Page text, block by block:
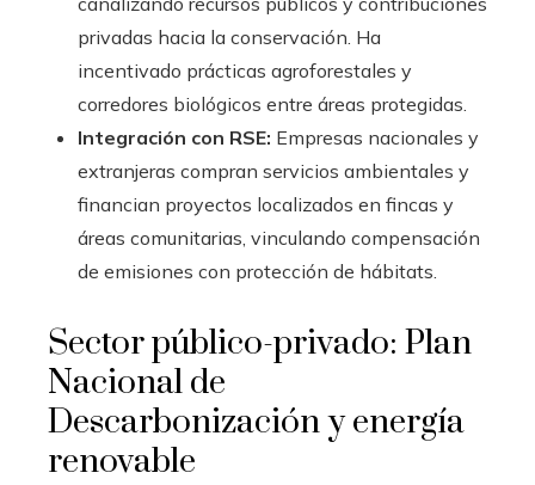
privadas hacia la conservación. Ha
incentivado prácticas agroforestales y
corredores biológicos entre áreas protegidas.
Integración con RSE: Empresas nacionales y
extranjeras compran servicios ambientales y
financian proyectos localizados en fincas y
áreas comunitarias, vinculando compensación
de emisiones con protección de hábitats.
Sector público-privado: Plan
Nacional de
Descarbonización y energía
renovable